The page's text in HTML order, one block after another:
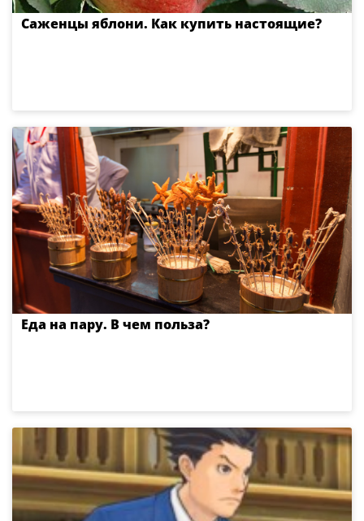
Саженцы яблони. Как купить настоящие?
Еда на пару. В чем польза?